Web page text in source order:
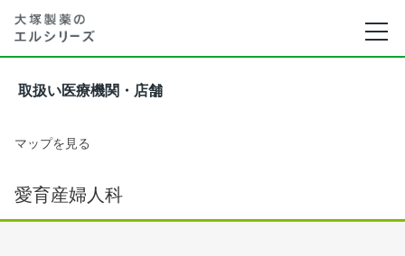
取扱い医療機関・店舗
マップを見る
愛育産婦人科